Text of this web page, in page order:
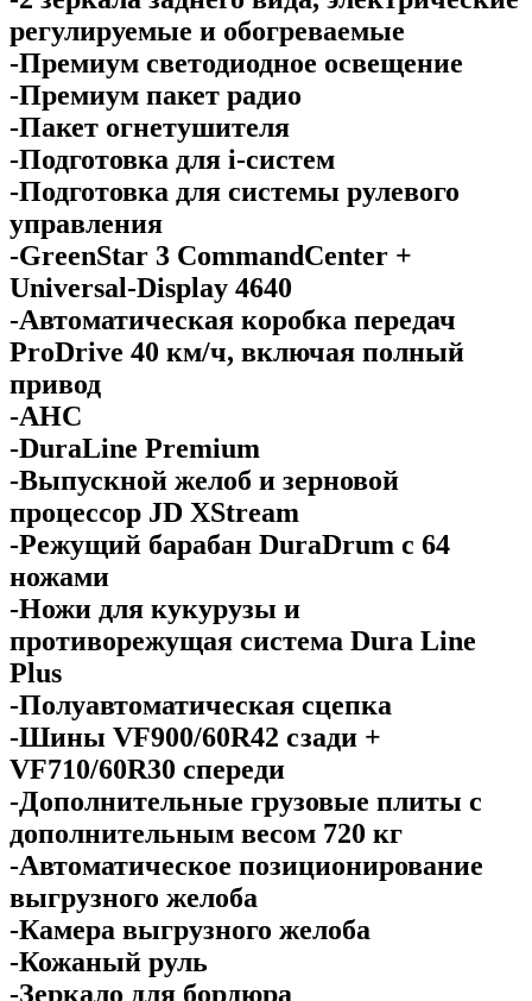
регулируемые и обогреваемые
-Премиум светодиодное освещение
-Премиум пакет радио
-Пакет огнетушителя
-Подготовка для i-систем
-Подготовка для системы рулевого
управления
-GreenStar 3 CommandCenter +
Universal-Display 4640
-Автоматическая коробка передач
ProDrive 40 км/ч, включая полный
привод
-AHC
-DuraLine Premium
-Выпускной желоб и зерновой
процессор JD XStream
-Режущий барабан DuraDrum с 64
ножами
-Ножи для кукурузы и
противорежущая система Dura Line
Plus
-Полуавтоматическая сцепка
-Шины VF900/60R42 сзади +
VF710/60R30 спереди
-Дополнительные грузовые плиты с
дополнительным весом 720 кг
-Автоматическое позиционирование
выгрузного желоба
-Камера выгрузного желоба
-Кожаный руль
-Зеркало для бордюра